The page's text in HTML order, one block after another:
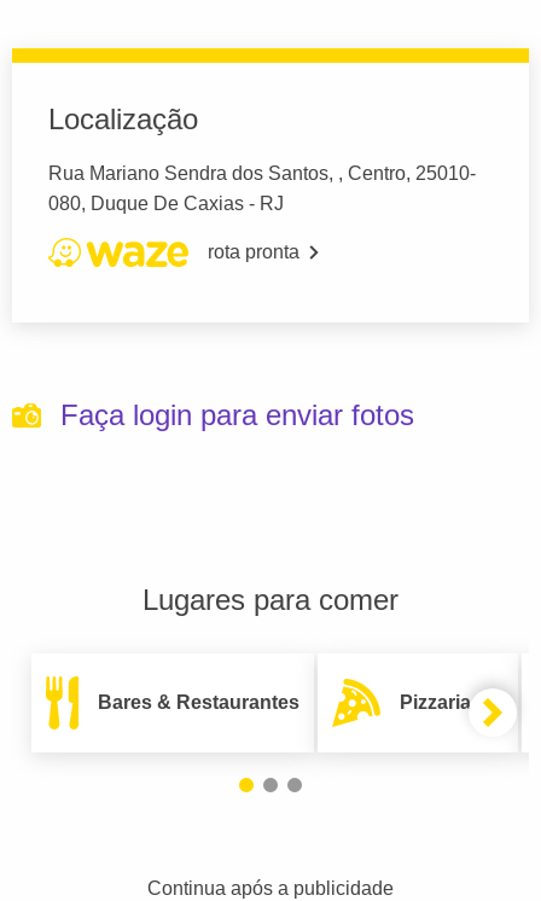
Localização
Rua Mariano Sendra dos Santos, , Centro, 25010-
080, Duque De Caxias - RJ
rota pronta
Faça login para enviar fotos
Lugares para comer
Bares & Restaurantes Pizzarias
Continua após a publicidade